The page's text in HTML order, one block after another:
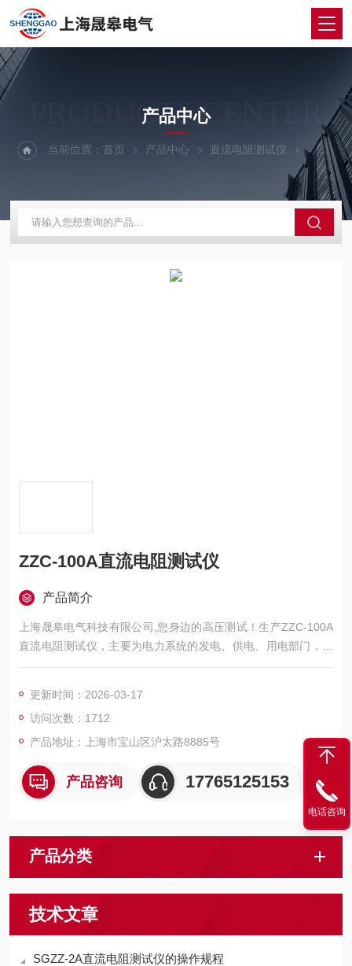
PRODUCTS CENTER
产品中心
当前位置：首页 产品中心 直流电阻测试仪 直流电
ZZC-100A直流电阻测试仪
产品简介
上海晟皋电气科技有限公司,您身边的高压测试！生产ZZC-100A
直流电阻测试仪，主要为电力系统的发电、供电、用电部门，科
研机构与电力设备相关的生产企业，提供的高压试验设备和检测
更新时间：2026-03-17
访问次数：1712
产品地址：上海市宝山区沪太路8885号
产品咨询 17765125153
产品分类
技术文章
SGZZ-2A直流电阻测试仪的操作规程
电话咨询